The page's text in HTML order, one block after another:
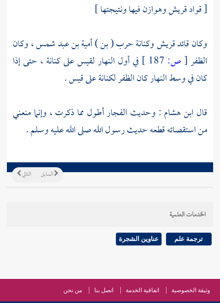
[ قوادقريشوهوازنفيها ونتيجتها ]
وكان قائدقريشوكنانةحرب ( بن ) أمية بن عبد شمس ،وكان
الظفر[ص: في أول النهارلقيسعلىكنانة ، حتى إذا
كان في وسط النهار كان الظفر لكنانة علىقيس.
قال ابن هشام : وحديث الفجار أطول مما ذكرت ، وإنما منعني
من استقصائه قطعه حديث رسول الله صلى الله عليه وسلم .
التالي السابق
الخدمات العلمية
ترجمة علم عناوين الشجرة
وثيقة الخصوصية اتفاقية الخدمة اتصل بنا من نحن